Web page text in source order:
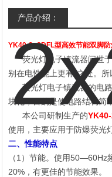
产品介绍：
YK40-2x2DFL型高效节能双脚
荧光灯电子镇流器问世于
别在电性能上更有*之处。
荧光灯电子镇流器的电路
块化，目的是使电路结构简
本公司研制生产的
使用，主要应用于防爆荧光
二、性能特点
（1）节能。使用50—60Hz
20%，有更佳的节能效果。